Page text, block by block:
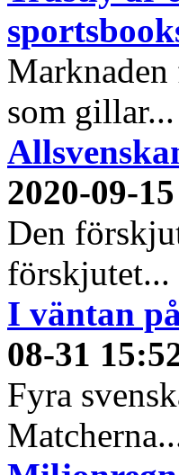
som gillar...
2020-09-
Den
förskjutet...
I väntan
08-31
Fyra